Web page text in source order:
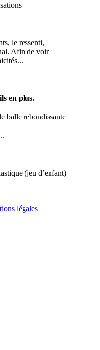
le ressenti,
Afin de voir
en plus.
balle rebondissante
(jeu d’enfant)
légales